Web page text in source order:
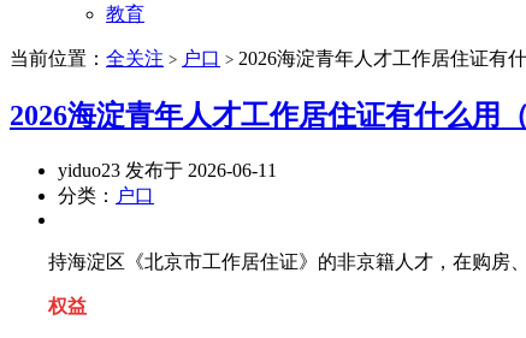
教育
当前位置： 全关注 > 户口 > 2026海淀青年人才工作居住证有
2026海淀青年人才工作居住证有什么用
yiduo23 发布于 2026-06-11
分类： 户口
持海淀区《北京市工作居住证》的非京籍人才，在购房、
权益